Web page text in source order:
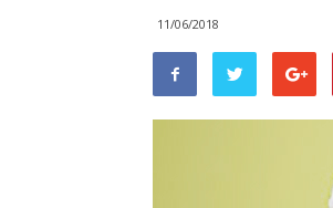
11/06/2018